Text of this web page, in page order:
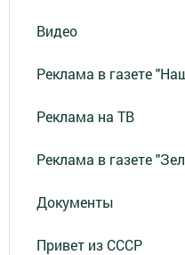
Видео
Реклама в газете
Реклама на ТВ
Реклама в газете
Документы
Привет из СССР